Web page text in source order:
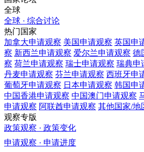
全球
全球 · 综合讨论
热门国家
加拿大申请观察 美国申请观察 英国申
察 新西兰申请观察 爱尔兰申请观察 德
察 荷兰申请观察 瑞士申请观察 瑞典申
丹麦申请观察 芬兰申请观察 西班牙申
葡萄牙申请观察 日本申请观察 韩国申
中国香港申请观察 中国澳门申请观察
申请观察 阿联酋申请观察 其他国家/地
观察专版
政策观察 · 政策变化
申请观察 · 申请进度